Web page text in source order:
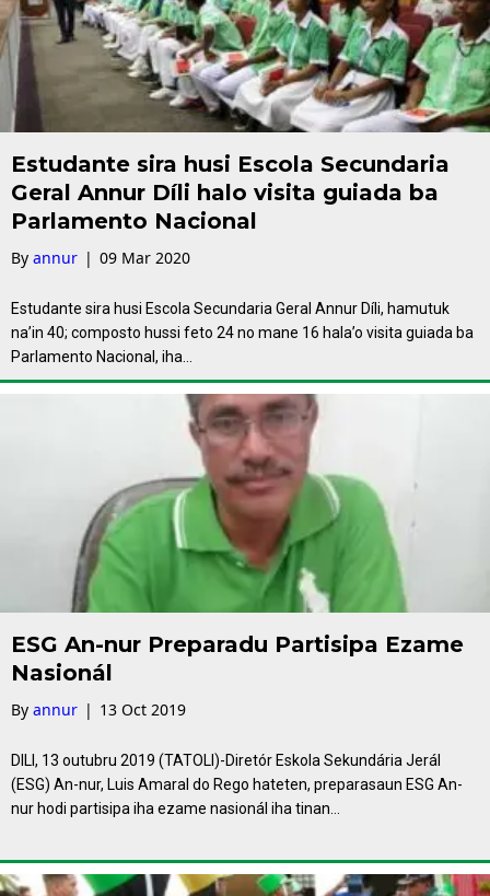
Estudante sira husi Escola Secundaria
Geral Annur Díli halo visita guiada ba
Parlamento Nacional
By annur | 09 Mar 2020
Estudante sira husi Escola Secundaria Geral Annur Díli, hamutuk
na’in 40; composto hussi feto 24 no mane 16 hala’o visita guiada ba
Parlamento Nacional, iha…
ESG An-nur Preparadu Partisipa Ezame
Nasionál
By annur | 13 Oct 2019
DILI, 13 outubru 2019 (TATOLI)-Diretór Eskola Sekundária Jerál
(ESG) An-nur, Luis Amaral do Rego hateten, preparasaun ESG An-
nur hodi partisipa iha ezame nasionál iha tinan…